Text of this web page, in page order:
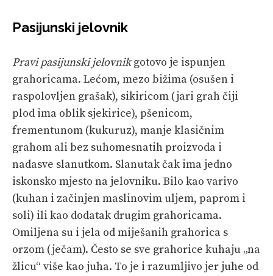
Pasijunski jelovnik
Pravi pasijunski jelovnikgotovo je ispunjen
grahoricama. Lećom, mezo bižima (osušen i
raspolovljen grašak), sikiricom (jari grah čiji
plod ima oblik sjekirice), pšenicom,
frementunom (kukuruz), manje klasičnim
grahom ali bez suhomesnatih proizvoda i
nadasve slanutkom. Slanutak čak ima jedno
iskonsko mjesto na jelovniku. Bilo kao varivo
(kuhan i začinjen maslinovim uljem, paprom i
soli) ili kao dodatak drugim grahoricama.
Omiljena su i jela od miješanih grahorica s
orzom (ječam). Često se sve grahorice kuhaju „na
žlicu“ više kao juha. To je i razumljivo jer juhe od